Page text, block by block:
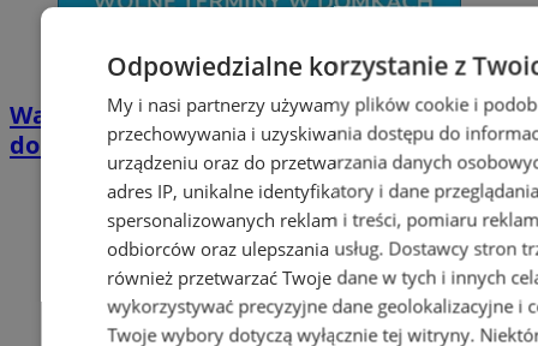
Wakacyjny wypoczynek nad Bałtykiem w
domkach Szmaragdowe Morze
Odpowiedzialne korzystanie z
My i nasi partnerzy używamy plików cookie i
przechowywania i uzyskiwania dostępu do
urządzeniu oraz do przetwarzania danych
adres IP, unikalne identyfikatory i dane
spersonalizowanych reklam i treści, pomiaru
odbiorców oraz ulepszania usług. Dostawcy stron
również przetwarzać Twoje dane w tych i innych
wykorzystywać precyzyjne dane geolokalizacyjne i
Twoje wybory dotyczą wyłącznie tej witryny.